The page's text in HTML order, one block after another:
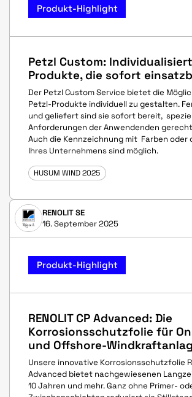
Produkt-Highlight
Petzl Custom:
Produkte, die sofort
Der Petzl Custom Service bietet die
Petzl-Produkte individuell zu gestalten.
und geliefert sind sie sofort bereit,
Anforderungen der Anwendenden
Auch die Kennzeichnung mit Farben oder
Ihres Unternehmens sind möglich.
HUSUM WIND 2025
RENOLIT SE
16. September 2025
Produkt-Highlight
RENOLIT CP Advanced: Die
Korrosionsschutzfolie für
und Offshore-
Unsere innovative Korrosionsschutzfolie
Advanced bietet nachgewiesenen
10 Jahren und mehr. Ganz ohne Primer-